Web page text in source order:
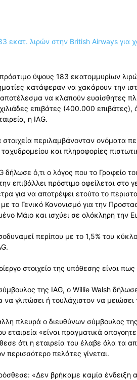
ύψους 183 εκατομμυρίων
κατάφεραν να χακάρουν την
αποτέλεσμα να κλαπούν ευαίσθητες
επιβάτες (400.000
η IAG.
περιλαμβάνονταν ονόματα
ταχυδρομείου και πληροφορίες
δήλωσε ό,τι ο λόγος που το Γραφείο
επιβάλλει πρόστιμο οφείλεται
για να αποτρέψει ετούτο το
το Γενικό Κανονισμό για την
Μάιο και ισχύει σε ολόκληρη την
περίπου με το 1,5% του
στοιχείο της υπόθεσης είναι
της IAG, ο Willie Walsh
να γλιτώσει ή τουλάχιστον να
πλευρά ο διευθύνων σύμβουλος
εταιρεία «είναι πραγματικά
ότι η εταιρεία του έλαβε όλα τα
περισσότερο πελάτες γίνεται.
«Δεν βρήκαμε καμία ένδειξη